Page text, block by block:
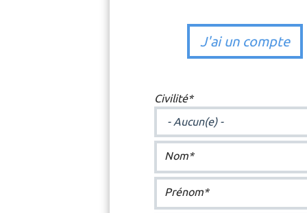
J'ai un compte
Civilité*
Nom*
Prénom*